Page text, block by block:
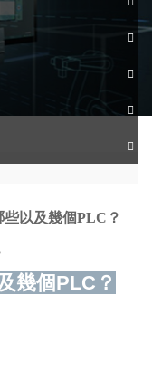
以及幾個PLC？
幾個PLC？